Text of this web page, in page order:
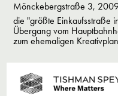
Mönckebergstraße 3,
die "größte Einkaufsstraße
Übergang vom
zum ehemaligen